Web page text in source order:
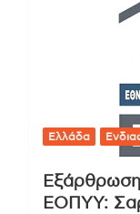
Ελλάδα
ΕΟΠΥΥ: